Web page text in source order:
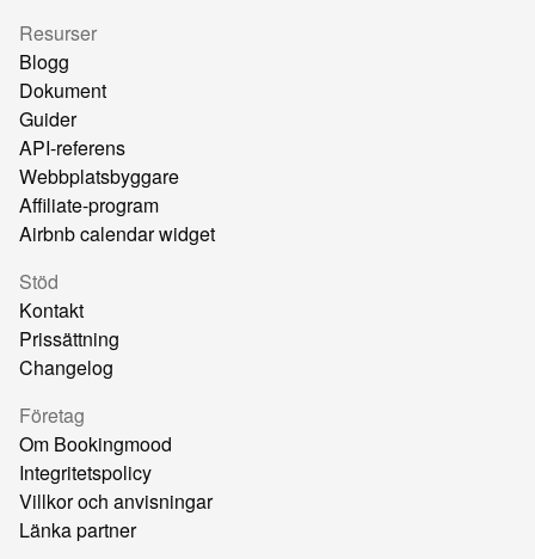
Resurser
Blogg
Dokument
Guider
API-referens
Webbplatsbyggare
Affiliate-program
Airbnb calendar widget
Stöd
Kontakt
Prissättning
Changelog
Företag
Om Bookingmood
Integritetspolicy
Villkor och anvisningar
Länka partner